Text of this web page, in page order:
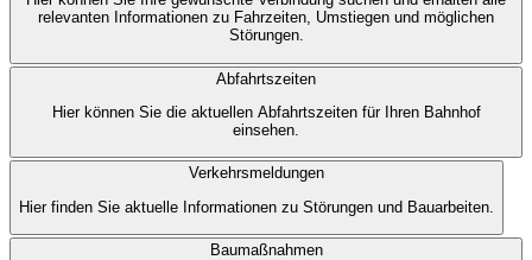
relevanten Informationen zu Fahrzeiten, Umstiegen und möglichen
Störungen.
Abfahrtszeiten
Hier können Sie die aktuellen Abfahrtszeiten für Ihren Bahnhof
einsehen.
Verkehrsmeldungen
Hier finden Sie aktuelle Informationen zu Störungen und Bauarbeiten.
Baumaßnahmen